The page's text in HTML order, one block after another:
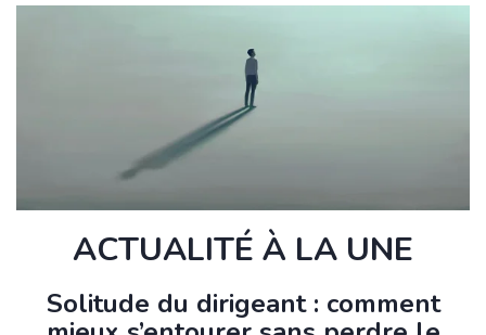
ACTUALITÉ À LA UNE
Solitude du dirigeant : comment